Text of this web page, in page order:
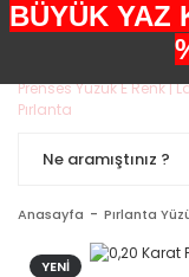
+90552 303 05
Anasayfa Pırlanta
YENİ
BÜYÜK YAZ